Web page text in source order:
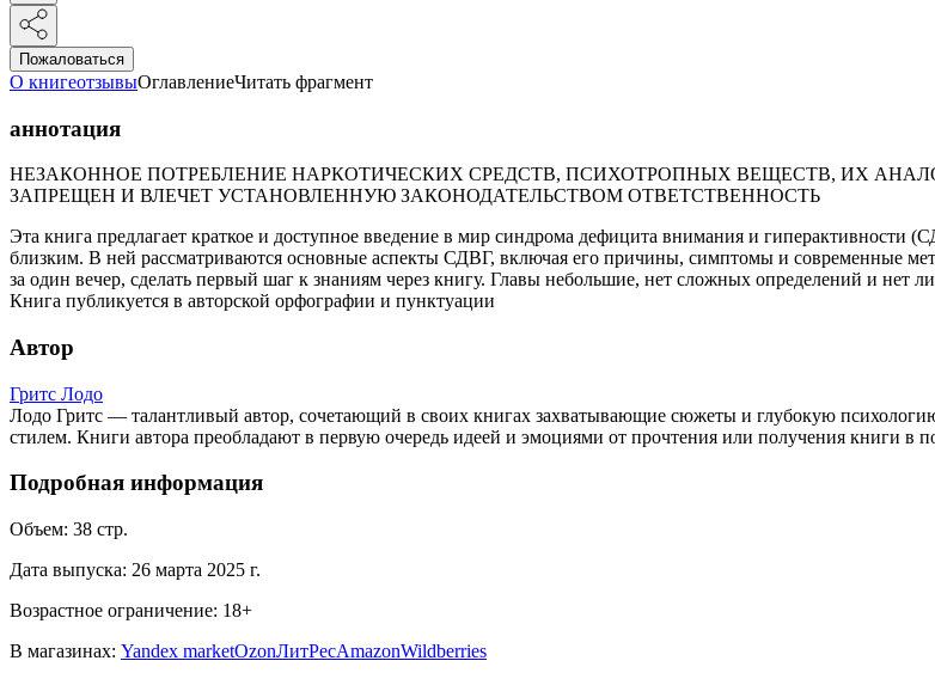
Пожаловаться
О книгеотзывыОглавлениеЧитать фрагмент
аннотация
НЕЗАКОННОЕ ПОТРЕБЛЕНИЕ НАРКОТИЧЕСКИХ СРЕДСТВ, ПСИХОТРОПНЫХ ВЕЩЕСТВ, ИХ
ЗАПРЕЩЕН И ВЛЕЧЕТ УСТАНОВЛЕННУЮ ЗАКОНОДАТЕЛЬСТВОМ ОТВЕТСТВЕННОСТЬ
Эта книга предлагает краткое и доступное введение в мир синдрома дефицита внимания и
близким. В ней рассматриваются основные аспекты СДВГ, включая его причины, симптомы и современные
за один вечер, сделать первый шаг к знаниям через книгу. Главы небольшие, нет сложных определений и нет
Книга публикуется в авторской орфографии и пунктуации
Автор
Гритс Лодо
Лодо Гритс — талантливый автор, сочетающий в своих книгах захватывающие сюжеты и глубокую
стилем. Книги автора преобладают в первую очередь идеей и эмоциями от прочтения или получения книги в
Подробная информация
Объем: 38 стр.
Дата выпуска: 26 марта 2025 г.
Возрастное ограничение: 18+
В магазинах: Yandex marketOzonЛитРесAmazonWildberries